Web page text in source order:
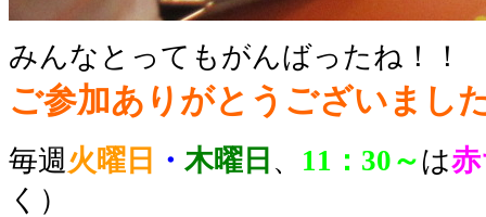
みんなとってもがんばったね！！
ご参加ありがとうございまし
毎週火曜日 ・ 木曜日 、 11：30～ は
く）